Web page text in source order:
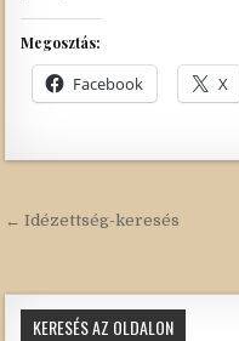
Megosztás:
Facebook X
Bejegyzés
← Idézettség-keresés
KERESÉS AZ OLDALON